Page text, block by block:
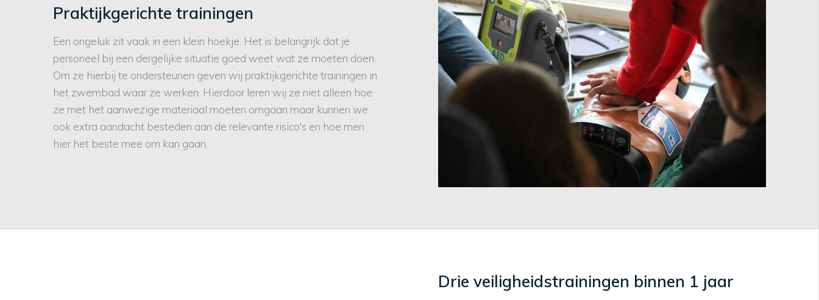
Praktijkgerichte trainingen
Een ongeluk zit vaak in een klein hoekje. Het is belangrijk dat je
personeel bij een dergelijke situatie goed weet wat ze moeten doen.
Om ze hierbij te ondersteunen geven wij praktijkgerichte trainingen in
het zwembad waar ze werken. Hierdoor leren wij ze niet alleen hoe
ze met het aanwezige materiaal moeten omgaan maar kunnen we
ook extra aandacht besteden aan de relevante risico's en hoe men
hier het beste mee om kan gaan.
Drie veiligheidstrainingen binnen 1 jaar